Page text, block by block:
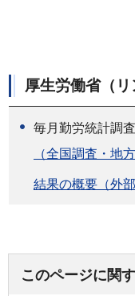
厚生労働省（リ
毎月勤労統計調査
（全国調査・地
結果の概要（外
このページに関